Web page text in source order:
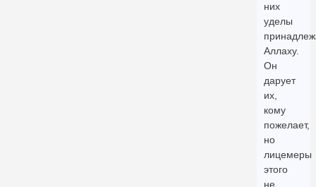
них
уделы
Аллаху.
Он
дарует
их,
кому
пожелает,
но
лицемеры
этого
не